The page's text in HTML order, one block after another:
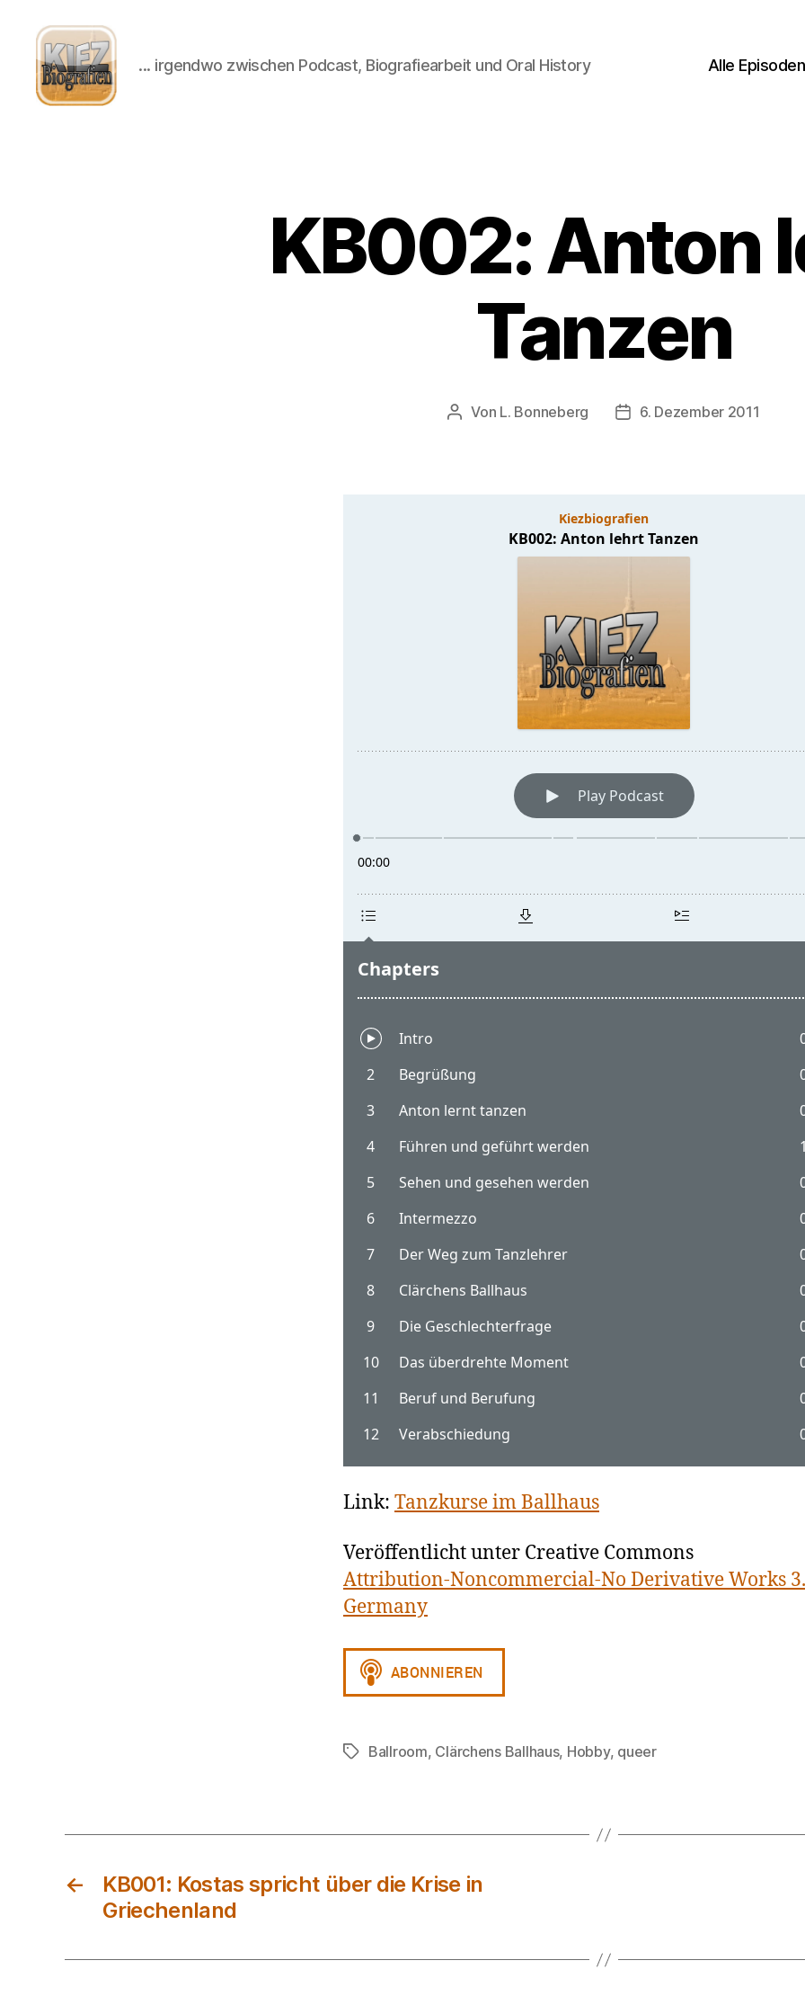
... irgendwo zwischen Podcast, Biografiearbeit und Oral History Alle Episoden
KB002: Anton
Tanzen
Beitragsautor
Von L. Bonneberg Veröffentlichungsdatum
6. Dezember 2011
Link: Tanzkurse im Ballhaus
Veröffentlicht unter Creative Commons
Attribution-Noncommercial-No Derivative Works
Germany
Schlagwörter
Ballroom, Clärchens Ballhaus, Hobby, queer
←
KB001: Kostas spricht über die Krise in
Griechenland